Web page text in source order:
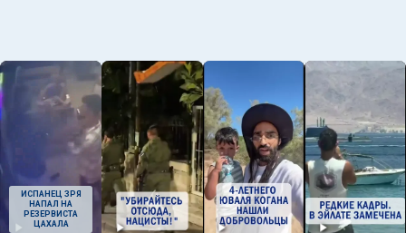
ИСПАНЕЦ ЗРЯ
НАПАЛ НА
РЕЗЕРВИСТА
ЦАХАЛА